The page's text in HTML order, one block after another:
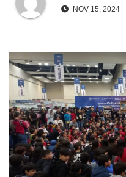
NOV 15, 2024